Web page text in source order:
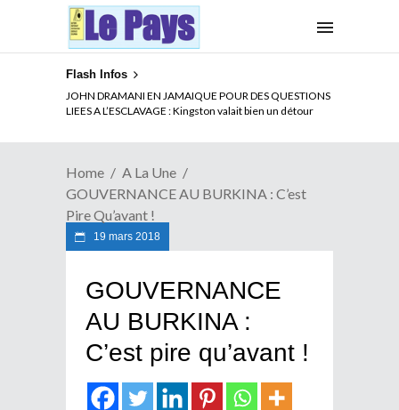
Flash Infos
JOHN DRAMANI EN JAMAIQUE POUR DES QUESTIONS
LIEES A L’ESCLAVAGE : Kingston valait bien un détour
ELECTION DE TALON A LA TETE DU SENAT BENINOIS :
Quand Patrice quitte le pouvoir sans partir !
Home
A La Une
GOUVERNANCE AU BURKINA : C’est
Pire Qu’avant !
19 mars 2018
GOUVERNANCE
AU BURKINA :
C’est pire qu’avant !